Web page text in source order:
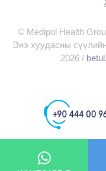
© Medipol Health
Энэ хуудасны
2026 /